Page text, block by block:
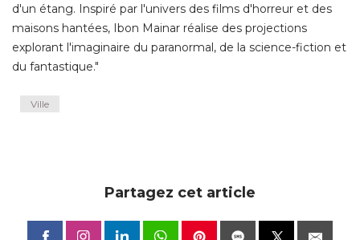
d'un étang. Inspiré par l'univers des films d'horreur et des
maisons hantées, Ibon Mainar réalise des projections
explorant l'imaginaire du paranormal, de la science-fiction et
du fantastique."
Ville
Partagez cet article